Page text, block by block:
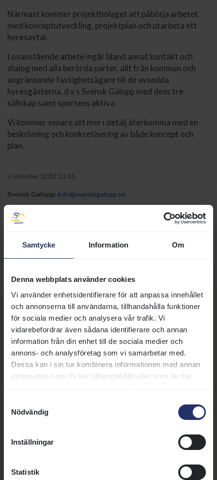
Samtycke Information Om
Denna webbplats använder cookies
Vi använder enhetsidentifierare för att anpassa innehållet
och annonserna till användarna, tillhandahålla funktioner
för sociala medier och analysera vår trafik. Vi
vidarebefordrar även sådana identifierare och annan
information från din enhet till de sociala medier och
annons- och analysföretag som vi samarbetar med.
Dessa kan i sin tur kombinera informationen med annan
information som du har tillhandahållit eller som de har
Nödvändig
Inställningar
Statistik
Närmast kommer projektbolaget att påbörja arbetet
med konceptutveckling, projektplan och utarbeta ett
hyresavtal.
I ovanstående arbete ingår bland annat kontakt och
dialog med alla berörda parter, allt från kommun och
angränsande fastighetsägare till de avsedda
hyresgästerna, d v s Svensk Galopp med dess tre
sällskap samt sportens aktiva.
Vi kommer senare att mer i detalj återkomma med en
beskrivning och konkretisering av både koncept och
plan.
7 oktober 2022 13:35
Svensk Galopp: info@svenskgalopp.se
Taggar:
DELA SIDA:
Fler nyheter, artiklar och
annonser
Svensk Galopps styrelse har
för Svensk Galopp AB. Hon
tillträder tjänsten den 5 oktober
som efter ungefär två år som vd